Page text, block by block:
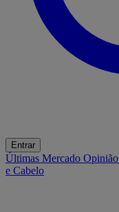
Entrar
Últimas Mercado Opinião
e Cabelo